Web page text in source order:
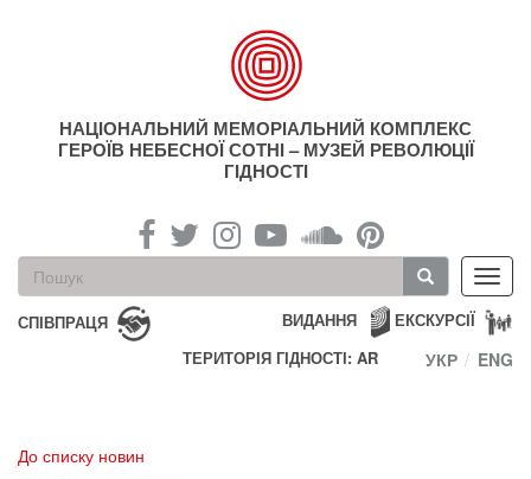
НАЦІОНАЛЬНИЙ МЕМОРІАЛЬНИЙ КОМПЛЕКС
ГЕРОЇВ НЕБЕСНОЇ СОТНІ – МУЗЕЙ РЕВОЛЮЦІЇ
ГІДНОСТІ
Пошукова
форма
Пошук
СПІВПРАЦЯ ЕКСКУРСІЇ
ВИДАННЯ
ТЕРИТОРІЯ ГІДНОСТІ: AR
УКР ENG
До списку новин